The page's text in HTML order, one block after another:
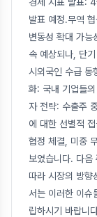
발표 예정.무역
변동성 확대 가능
속 예상되나, 단
시외국인 수급 동
화: 국내 기업들
자 전략: 수출주
에 대한 선별적
협정 체결, 미중
보였습니다. 다음
따라 시장의 방향
서는 이러한 이슈
립하시기 바랍니